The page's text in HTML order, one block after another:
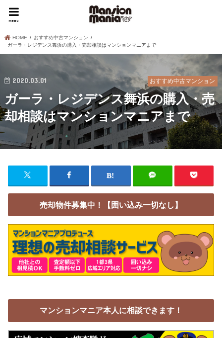
menu
HOME
おすすめ中古マンション
ガーラ・レジデンス舞浜の購入・売却相談はマンションマニアまで
おすすめ中古マンション
2020.03.01
ガーラ・レジデンス舞浜の購入・売
却相談はマンションマニアまで
売却物件募集中！【囲い込み一切なし】
マンションマニア本人に相談できます！